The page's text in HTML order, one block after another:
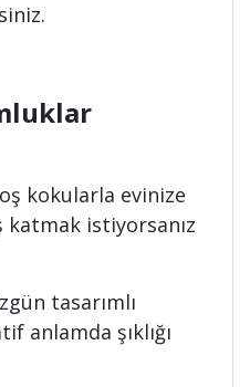
kokularla evinize
istiyorsanız
tasarımlı
anlamda şıklığı